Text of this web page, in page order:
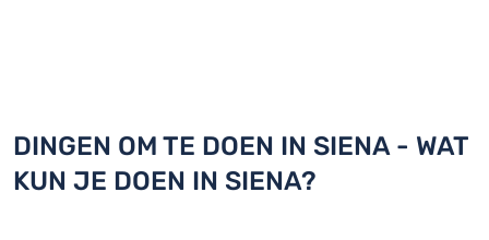
DINGEN OM TE DOEN IN SIENA - WAT
KUN JE DOEN IN SIENA?